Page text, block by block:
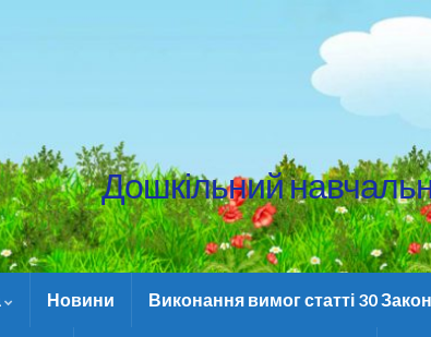
Дошкільний
Новини Виконання вимог статті 30